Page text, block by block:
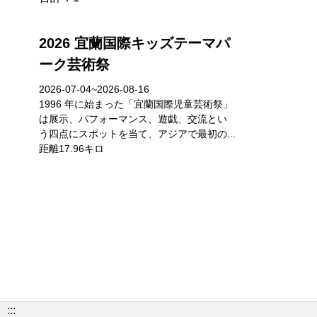
2026 宜蘭国際キッズテーマパ
ーク芸術祭
2026-07-04~2026-08-16
1996 年に始まった「宜蘭国際児童芸術祭」
は展示、パフォーマンス、遊戯、交流とい
う四点にスポットを当て、アジアで最初の...
距離17.96キロ
:::